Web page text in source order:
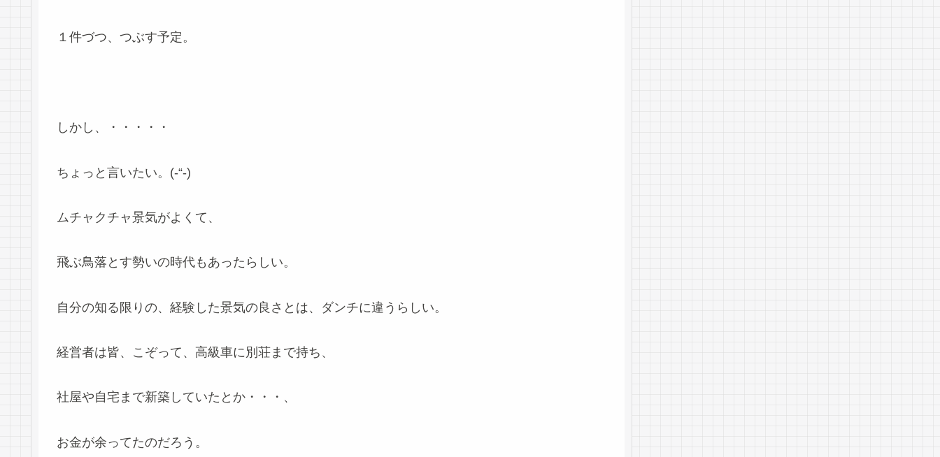
１件づつ、つぶす予定。
しかし、・・・・・
ちょっと言いたい。(-“-)
ムチャクチャ景気がよくて、
飛ぶ鳥落とす勢いの時代もあったらしい。
自分の知る限りの、経験した景気の良さとは、ダンチに違うらしい。
経営者は皆、こぞって、高級車に別荘まで持ち、
社屋や自宅まで新築していたとか・・・、
お金が余ってたのだろう。